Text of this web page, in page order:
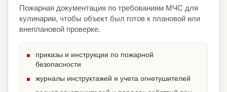
Пожарная документация по требованиям МЧС для
кулинарии, чтобы объект был готов к плановой или
внеплановой проверке.
приказы и инструкции по пожарной
безопасности
журналы инструктажей и учета огнетушителей